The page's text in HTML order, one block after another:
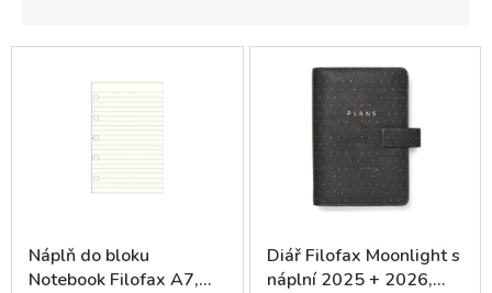
V
d
u
Náplň do bloku
Notebook Filofax A7,
Diář Filofax Moonlight s
náplní 2025 + 2026,